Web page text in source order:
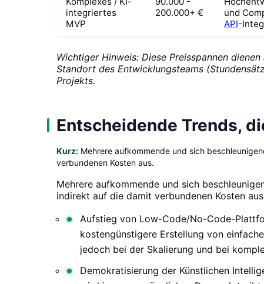
integriertes
MVP
200.000+ €
und
API-
Wichtiger Hinweis: Diese Preisspannen
Standort des Entwicklungsteams
Projekts.
Entscheidende Trends,
Kurz: Mehrere aufkommende und sich
verbundenen Kosten aus.
Mehrere aufkommende und sich
indirekt auf die damit verbundenen Kosten
Aufstieg von Low-Code/No-Code-
kostengünstigere Erstellung von
jedoch bei der Skalierung und bei
Demokratisierung der Künstlichen